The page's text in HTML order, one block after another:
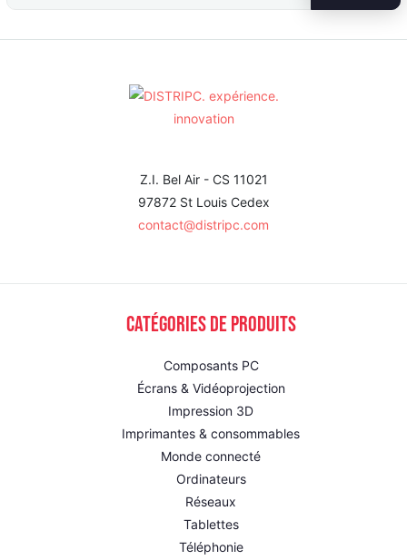
Z.I. Bel Air - CS 11021
97872 St Louis Cedex
contact@distripc.com
Catégories de produits
Composants PC
Écrans & Vidéoprojection
Impression 3D
Imprimantes & consommables
Monde connecté
Ordinateurs
Réseaux
Tablettes
Téléphonie